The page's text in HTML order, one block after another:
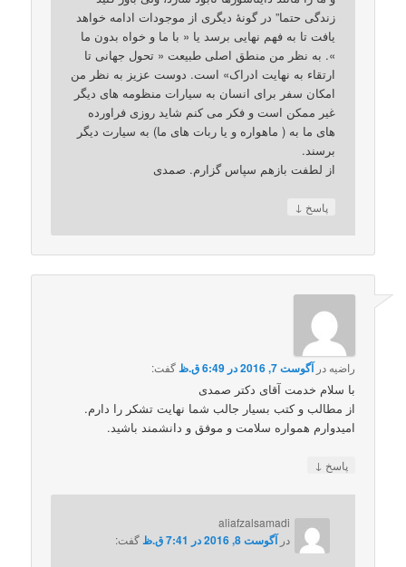
زندگی حتما” در گونۀ دیگری از موجودات ادامه خواهد
یافت تا به فهم نهایی برسد یا « با ما و خواه بدون ما
». به نظر من منطق اصلی طبیعت « تحول جهانی تا
ارتقاء به نهایت ادراک» است. دوست عزیز به نظر من
امکان سفر برای انسان به سیارات منظومه های دیگر
غیر ممکن است و فکر می کنم شاید روزی فراورده
های ما به ( ماهواره و یا ربات های ما) به سیارت دیگر
برسند.
از لطفت بازهم سپاس گزارم. صمدی
پاسخ ↓
راضیه درآگوست 7, 2016 در 6:49 ق.ظ گفت:
با سلام خدمت آقای دکتر صمدی
از مطالب و کتب بسیار جالب شما نهایت تشکر را دارم.
امیدوارم همواره سلامت و موفق و دانشمند باشید.
پاسخ ↓
aliafzalsamadi
درآگوست 8, 2016 در 7:41 ق.ظ گفت: